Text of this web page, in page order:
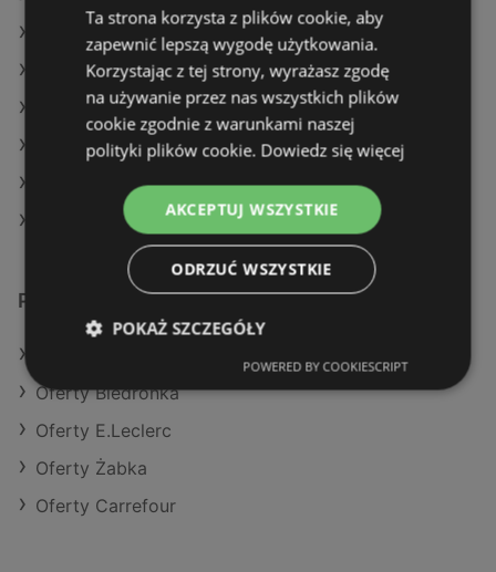
Aktualne gazetki Biedronka
Aktualne gazetki Kaufland
Aktualne gazetki Stokrotka
Aktualne gazetki Delikatesy Centrum
Aktualne gazetki Dealz
Sklepy Lidl w Międzyzdroje
Podobne sklepy detaliczne
Oferty Biedronka
Oferty E.Leclerc
Oferty Żabka
Oferty Carrefour
Ta strona korzysta z plików cookie, aby
zapewnić lepszą wygodę użytkowania.
Korzystając z tej strony, wyrażasz zgodę
na używanie przez nas wszystkich plików
cookie zgodnie z warunkami naszej
polityki plików cookie. Dowiedz się więcej
AKCEPTUJ WSZYSTKIE
ODRZUĆ WSZYSTKIE
POKAŻ SZCZEGÓŁY
POWERED BY COOKIESCRIPT